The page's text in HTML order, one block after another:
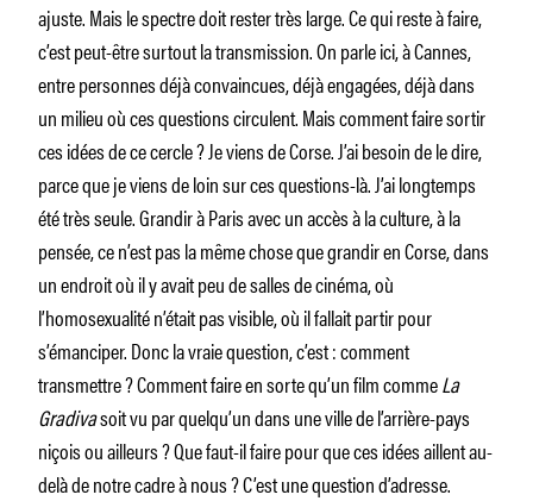
ajuste. Mais le spectre doit rester très large. Ce qui reste à faire,
c’est peut-être surtout la transmission. On parle ici, à Cannes,
entre personnes déjà convaincues, déjà engagées, déjà dans
un milieu où ces questions circulent. Mais comment faire sortir
ces idées de ce cercle ? Je viens de Corse. J’ai besoin de le dire,
parce que je viens de loin sur ces questions-là. J’ai longtemps
été très seule. Grandir à Paris avec un accès à la culture, à la
pensée, ce n’est pas la même chose que grandir en Corse, dans
un endroit où il y avait peu de salles de cinéma, où
l’homosexualité n’était pas visible, où il fallait partir pour
s’émanciper. Donc la vraie question, c’est : comment
transmettre ? Comment faire en sorte qu’un film commeLa
Gradivasoit vu par quelqu’un dans une ville de l’arrière-pays
niçois ou ailleurs ? Que faut-il faire pour que ces idées aillent au-
delà de notre cadre à nous ? C’est une question d’adresse.